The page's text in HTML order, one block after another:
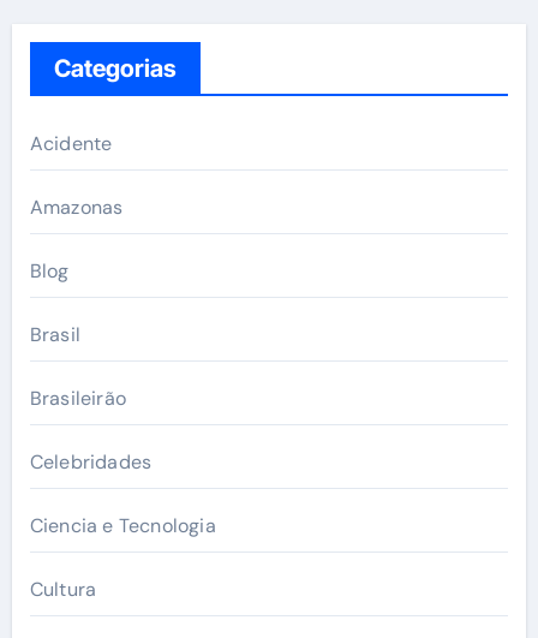
Categorias
Acidente
Amazonas
Blog
Brasil
Brasileirão
Celebridades
Ciencia e Tecnologia
Cultura